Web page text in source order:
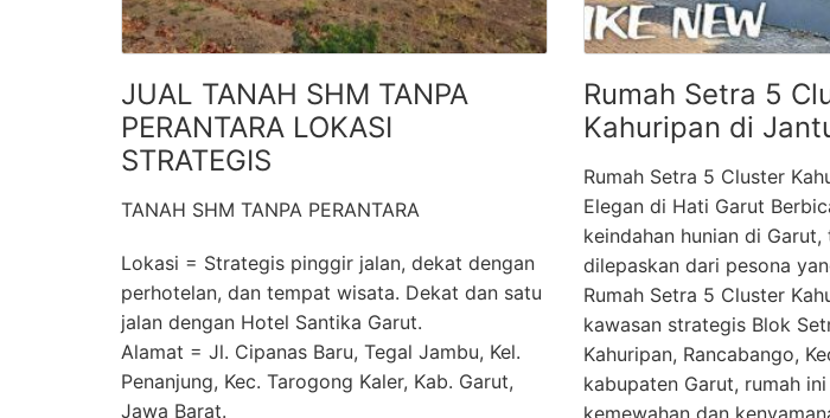
JUAL TANAH SHM TANPA
PERANTARA LOKASI
STRATEGIS
TANAH SHM TANPA PERANTARA
Lokasi = Strategis pinggir jalan, dekat dengan
perhotelan, dan tempat wisata. Dekat dan satu
jalan dengan Hotel Santika Garut.
Alamat = Jl. Cipanas Baru, Tegal Jambu, Kel.
Penanjung, Kec. Tarogong Kaler, Kab. Garut,
Jawa Barat.
Rumah Setra 5
Kahuripan di
Rumah Setra 5 Cluster
Elegan di Hati Garut
keindahan hunian di
dilepaskan dari pesona
Rumah Setra 5 Cluster
kawasan strategis Blok
Kahuripan, Rancabango,
kabupaten Garut, rumah